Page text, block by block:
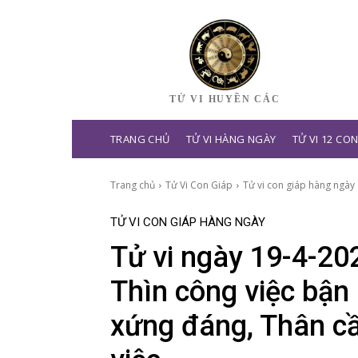
TỬ VI HUYỀN CÁC
TRANG CHỦ TỬ VI HÀNG NGÀY TỬ VI 12
Trang chủ Tử Vi Con Giáp Tử vi con giáp hàng ngày
TỬ VI CON GIÁP HÀNG NGÀY
Tử vi ngày 19-4-
Thìn công việc
xứng đáng, Thân